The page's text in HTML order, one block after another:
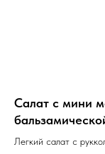
Салат с мини
Легкий салат с